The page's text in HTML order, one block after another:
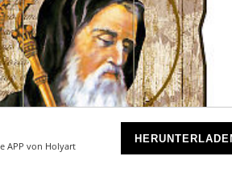
APP von Holyart